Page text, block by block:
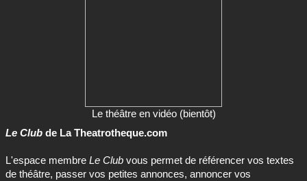
Le théâtre en vidéo (bientôt)
Le Club de La Theatrotheque.com
L'espace membre Le Club vous permet de référencer vos textes
de théâtre, passer vos petites annonces, annoncer vos